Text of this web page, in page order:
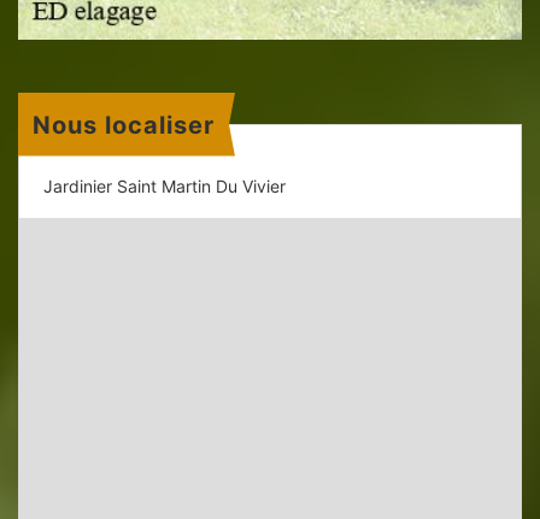
Nous localiser
Jardinier Saint Martin Du Vivier